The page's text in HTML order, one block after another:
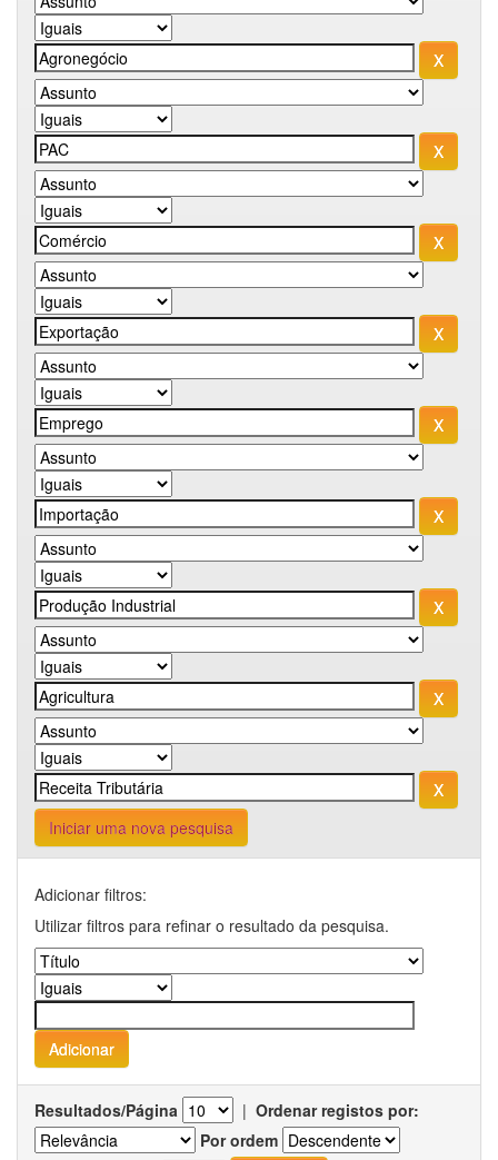
Iniciar uma nova pesquisa
Adicionar filtros:
Utilizar filtros para refinar o resultado da pesquisa.
Resultados/Página | Ordenar registos por:
Por ordem